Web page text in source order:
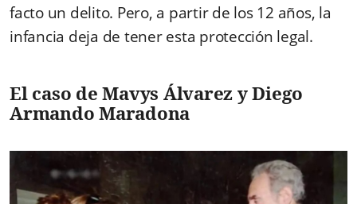
facto un delito. Pero, a partir de los 12 años, la
infancia deja de tener esta protección legal.
El caso de Mavys Álvarez y Diego
Armando Maradona